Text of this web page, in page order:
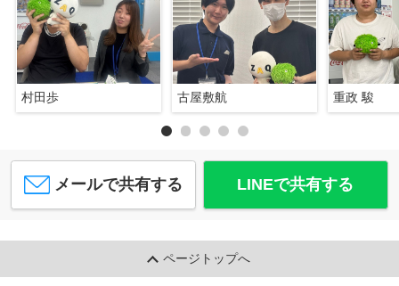
村田歩 古屋敷航 重政 駿
メールで共有する LINEで共有する
ページトップへ